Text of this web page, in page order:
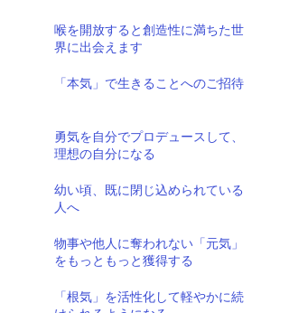
喉を開放すると創造性に満ちた世
界に出会えます
「本気」で生きることへのご招待
勇気を自分でプロデュースして、
理想の自分になる
幼い頃、既に閉じ込められている
人へ
物事や他人に奪われない「元気」
をもっともっと獲得する
「根気」を活性化して軽やかに続